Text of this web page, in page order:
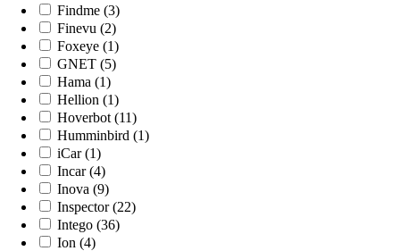
Findme (3)
Finevu (2)
Foxeye (1)
GNET (5)
Hama (1)
Hellion (1)
Hoverbot (11)
Humminbird (1)
iCar (1)
Incar (4)
Inova (9)
Inspector (22)
Intego (36)
Ion (4)